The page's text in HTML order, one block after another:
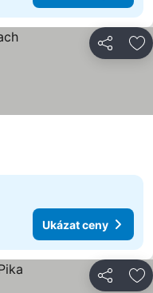
Sdílet
Ukázat ceny
Sdílet